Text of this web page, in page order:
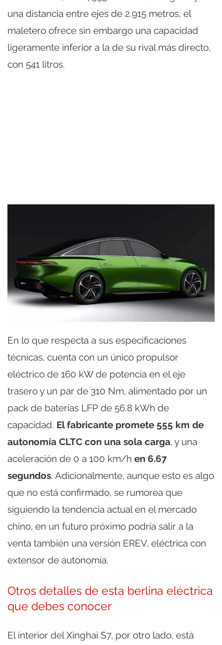
una distancia entre ejes de 2.915 metros, el
maletero ofrece sin embargo una capacidad
ligeramente inferior a la de su rival más directo,
con 541 litros.
En lo que respecta a sus especificaciones
técnicas, cuenta con un único propulsor
eléctrico de 160 kW de potencia en el eje
trasero y un par de 310 Nm, alimentado por un
pack de baterías LFP de 56.8 kWh de
capacidad. El fabricante promete 555 km de
autonomía CLTC con una sola carga, y una
aceleración de 0 a 100 km/h en 6.67
segundos. Adicionalmente, aunque esto es algo
que no está confirmado, se rumorea que
siguiendo la tendencia actual en el mercado
chino, en un futuro próximo podría salir a la
venta también una versión EREV, eléctrica con
extensor de autonomía.
Otros detalles de esta berlina eléctrica
que debes conocer
El interior del Xinghai S7, por otro lado, está